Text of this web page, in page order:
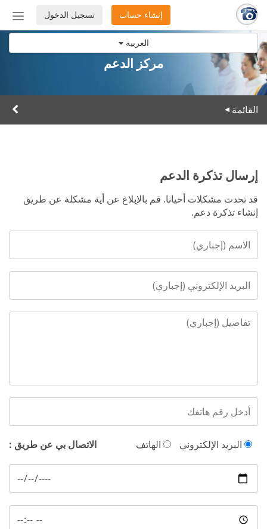
العربية
أو
تسجيل الدخول إنشاء حساب
مركز الدعم
القائمة ▸
إرسال تذكرة الدعم
قد تحدث مشكلات أحيانا. قم بالإبلاغ عن أية مشكلة عن طريق
إنشاء تذكرة دعم.
الاتصال بي عن طريق : البريد الإلكتروني الهاتف